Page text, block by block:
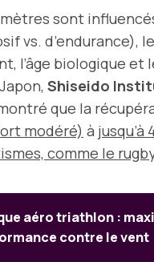
sont
vs. d’endurance),
l’âge biologique
Shiseido
que la
modéré) à jusqu’à
comme le
aéro triathlon :
contre le vent